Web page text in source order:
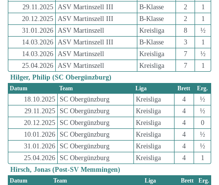
29.11.2025 ASV Martinszell III B-Klasse 2
1
20.12.2025 ASV Martinszell III B-Klasse 2
1
31.01.2026 ASV Martinszell Kreisliga 8
½
14.03.2026 ASV Martinszell III B-Klasse 3
1
14.03.2026 ASV Martinszell Kreisliga 7
½
25.04.2026 ASV Martinszell Kreisliga 7
1
Hilger, Philip (SC Obergünzburg)
Datum Team Liga Brett Erg.
18.10.2025 SC Obergünzburg Kreisliga 4
½
29.11.2025
SC Obergünzburg Kreisliga 4
½
20.12.2025
SC Obergünzburg Kreisliga 4
0
10.01.2026
SC Obergünzburg Kreisliga 4
½
31.01.2026
SC Obergünzburg Kreisliga 4
½
25.04.2026
SC Obergünzburg Kreisliga 4
1
Hirsch, Jonas (Post-SV Memmingen)
Datum Team Liga Brett Erg.